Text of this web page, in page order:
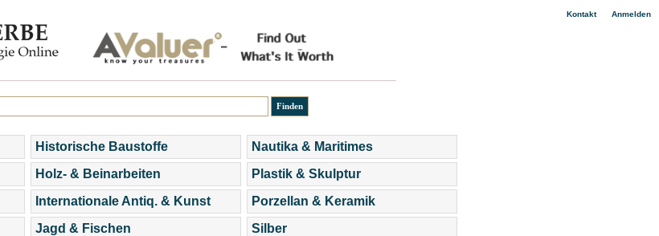
Kontakt| Anmelden
Historische Baustoffe
Holz- & Beinarbeiten
Internationale Antiq. & Kunst
Jagd & Fischen
Nautika & Maritimes
Plastik & Skulptur
Porzellan & Keramik
Silber